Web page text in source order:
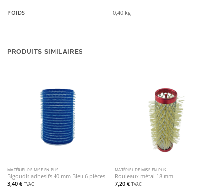
POIDS 0,40 kg
PRODUITS SIMILAIRES
MATÉRIEL DE MISE EN PLIS
Bigoudis adhesifs 40 mm Bleu 6 pièces
3,40 € TVAC
MATÉRIEL DE MISE EN PLIS
Rouleaux métal 18 mm
7,20 € TVAC